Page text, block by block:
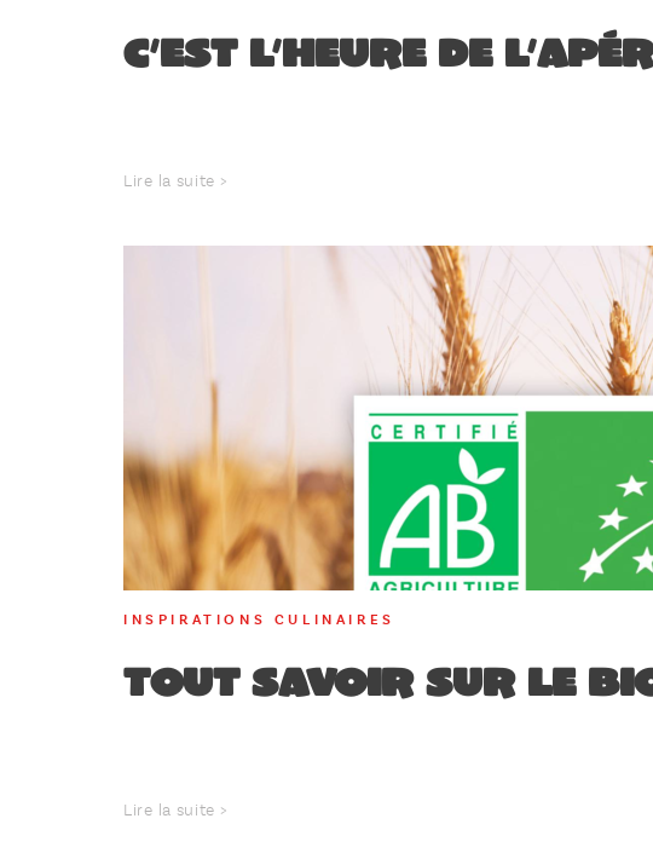
C’est l’heure de
Lire la suite >
INSPIRATIONS CULINAIRES
Tout savoir sur le
Lire la suite >